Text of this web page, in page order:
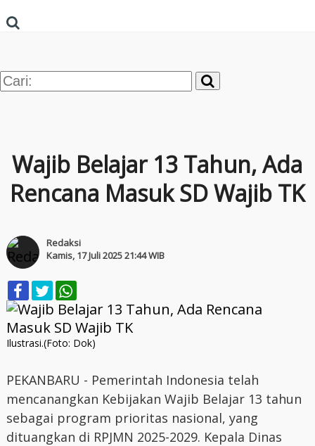
Wajib Belajar 13 Tahun, Ada
Rencana Masuk SD Wajib TK
Redaksi
Kamis, 17 Juli 2025 21:44 WIB
Ilustrasi.(Foto: Dok)
PEKANBARU - Pemerintah Indonesia telah
mencanangkan Kebijakan Wajib Belajar 13 tahun
sebagai program prioritas nasional, yang
dituangkan di RPJMN 2025-2029. Kepala Dinas